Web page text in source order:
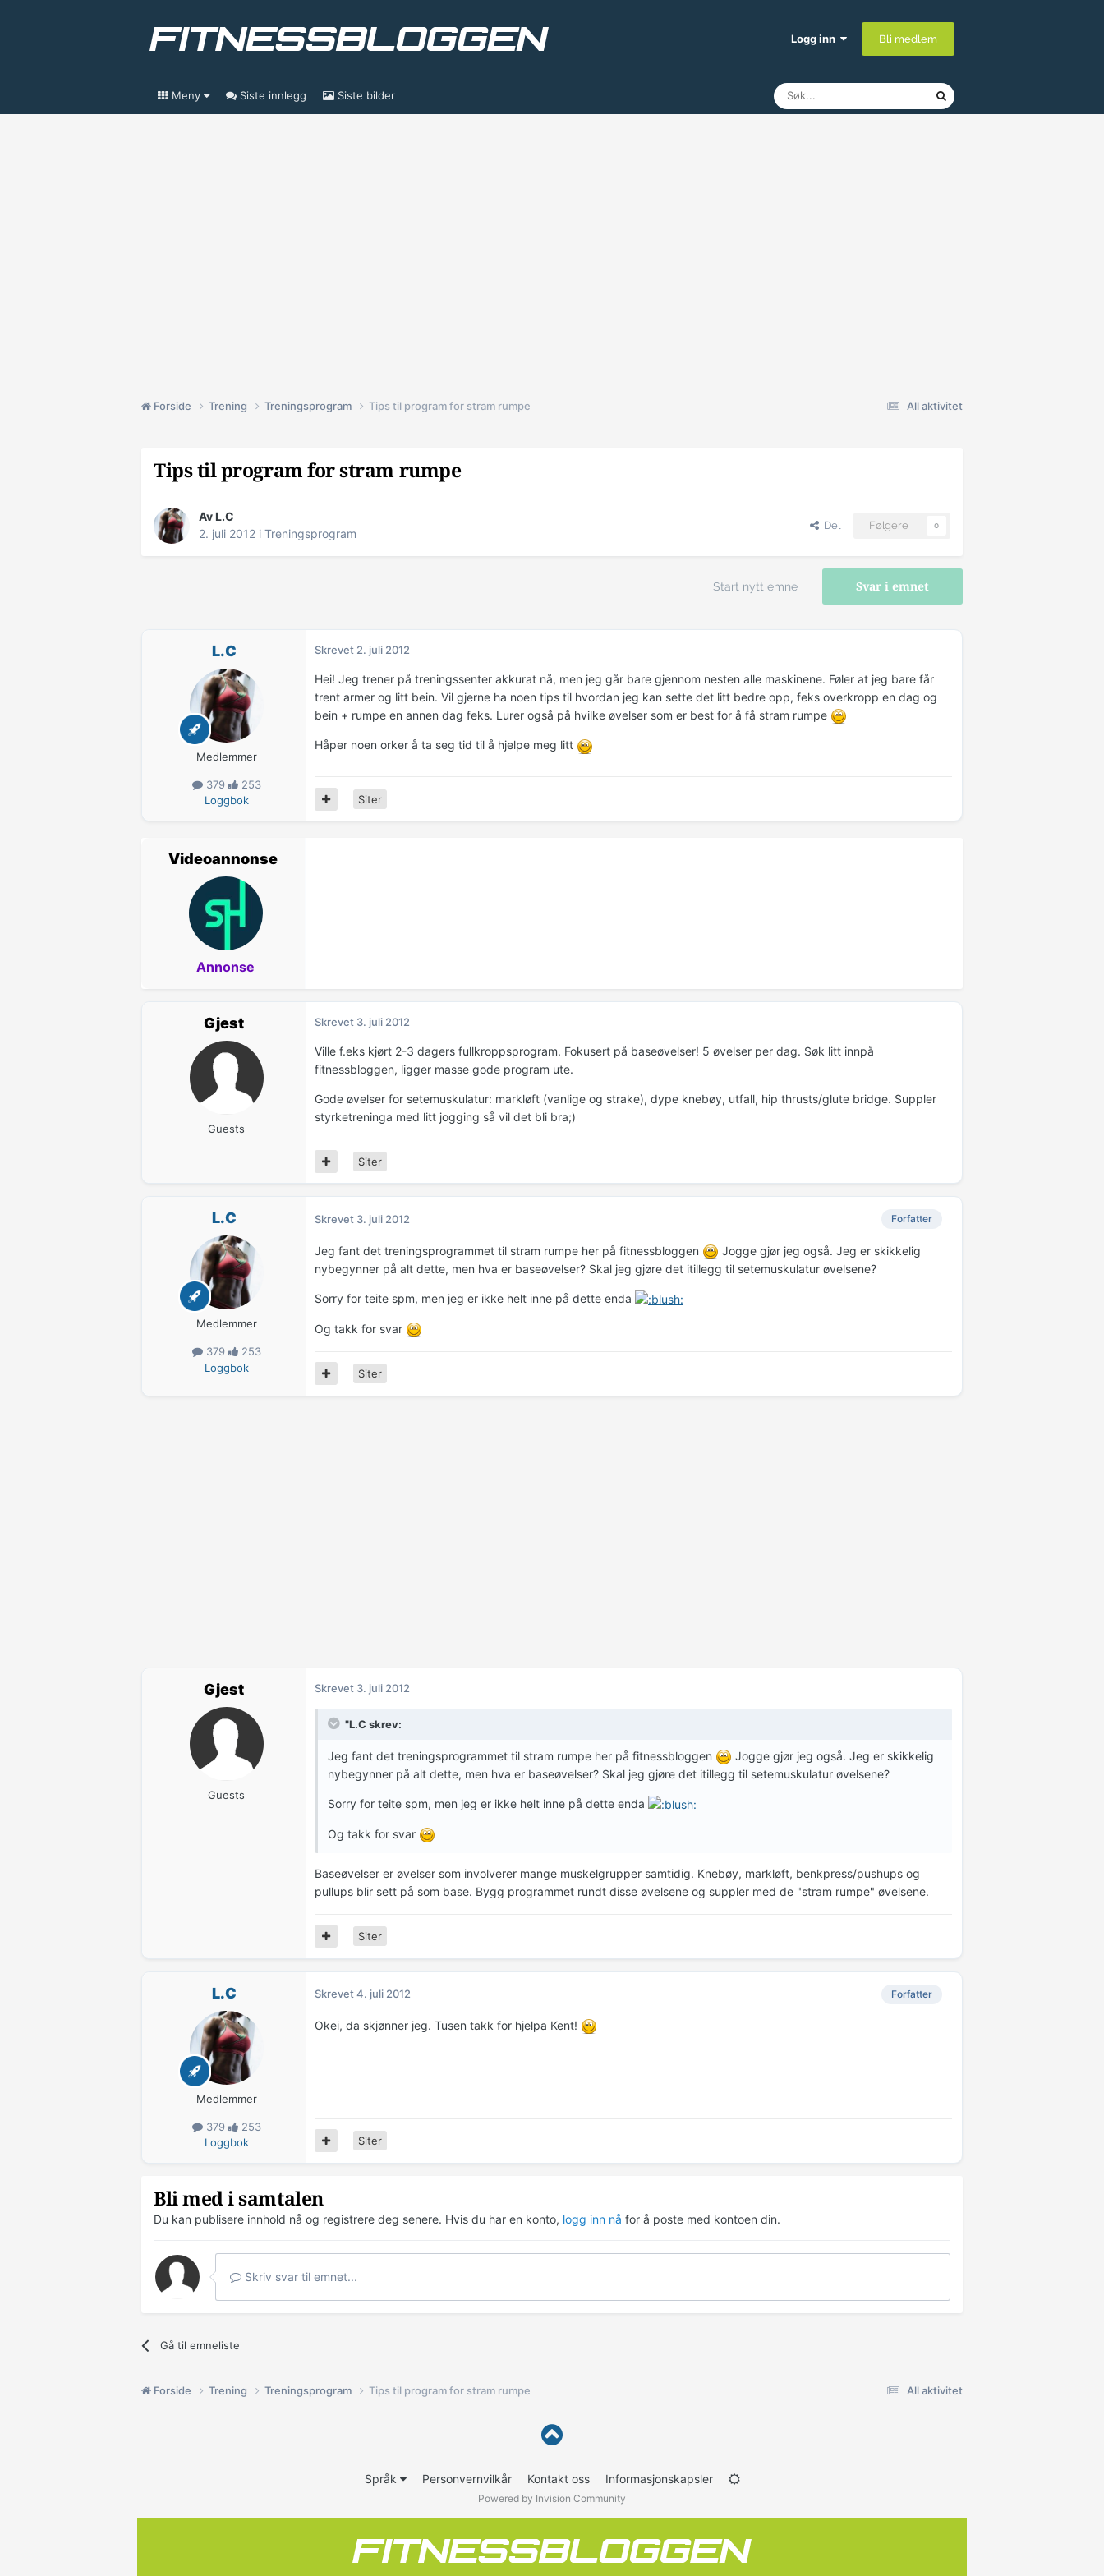
Logg inn Bli medlem
Meny Siste innlegg Siste bilder
All aktivitet
Forside Trening Treningsprogram Tips til program for stram rumpe
Tips til program for stram rumpe
AvL.C
2. juli 2012 i Treningsprogram
Del Følgere 0
Svar i emnet
Start nytt emne
L.C
Medlemmer
379
253
Loggbok
Skrevet 2. juli 2012
Hei! Jeg trener på treningssenter akkurat nå, men jeg går bare gjennom nesten alle maskinene. Føler at jeg bare får
trent armer og litt bein. Vil gjerne ha noen tips til hvordan jeg kan sette det litt bedre opp, feks overkropp en dag og
bein + rumpe en annen dag feks. Lurer også på hvilke øvelser som er best for å få stram rumpe
Håper noen orker å ta seg tid til å hjelpe meg litt
Siter
Videoannonse
Annonse
Gjest
Guests
Skrevet 3. juli 2012
Ville f.eks kjørt 2-3 dagers fullkroppsprogram. Fokusert på baseøvelser! 5 øvelser per dag. Søk litt innpå
fitnessbloggen, ligger masse gode program ute.
Gode øvelser for setemuskulatur: markløft (vanlige og strake), dype knebøy, utfall, hip thrusts/glute bridge. Suppler
styrketreninga med litt jogging så vil det bli bra;)
Siter
L.C
Medlemmer
379
253
Loggbok
Forfatter
Skrevet 3. juli 2012
Jeg fant det treningsprogrammet til stram rumpe her på fitnessbloggen
Jogge gjør jeg også. Jeg er skikkelig
nybegynner på alt dette, men hva er baseøvelser? Skal jeg gjøre det itillegg til setemuskulatur øvelsene?
Sorry for teite spm, men jeg er ikke helt inne på dette enda
Og takk for svar
Siter
Gjest
Guests
Skrevet 3. juli 2012
"L.C skrev:
Jeg fant det treningsprogrammet til stram rumpe her på fitnessbloggen
Jogge gjør jeg også. Jeg er skikkelig
nybegynner på alt dette, men hva er baseøvelser? Skal jeg gjøre det itillegg til setemuskulatur øvelsene?
Sorry for teite spm, men jeg er ikke helt inne på dette enda
Og takk for svar
Baseøvelser er øvelser som involverer mange muskelgrupper samtidig. Knebøy, markløft, benkpress/pushups og
pullups blir sett på som base. Bygg programmet rundt disse øvelsene og suppler med de "stram rumpe" øvelsene.
Siter
L.C
Medlemmer
379
253
Loggbok
Forfatter
Skrevet4. juli 2012
Okei, da skjønner jeg. Tusen takk for hjelpa Kent!
Siter
Bli med i samtalen
Du kan publisere innhold nå og registrere deg senere. Hvis du har en konto, logg inn nå for å poste med kontoen din.
Skriv svar til emnet...
Gå til emneliste
All aktivitet
Forside Trening Treningsprogram Tips til program for stram rumpe
Språk Personvernvilkår Kontakt oss Informasjonskapsler
Powered by Invision Community